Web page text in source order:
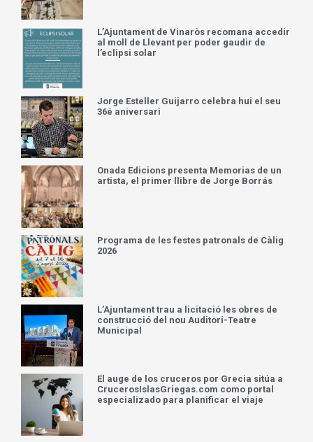
L’Ajuntament de Vinaròs recomana accedir
al moll de Llevant per poder gaudir de
l’eclipsi solar
Jorge Esteller Guijarro celebra hui el seu
36é aniversari
Onada Edicions presenta Memorias de un
artista, el primer llibre de Jorge Borrás
Programa de les festes patronals de Càlig
2026
L’Ajuntament trau a licitació les obres de
construcció del nou Auditori-Teatre
Municipal
El auge de los cruceros por Grecia sitúa a
CrucerosIslasGriegas.com como portal
especializado para planificar el viaje